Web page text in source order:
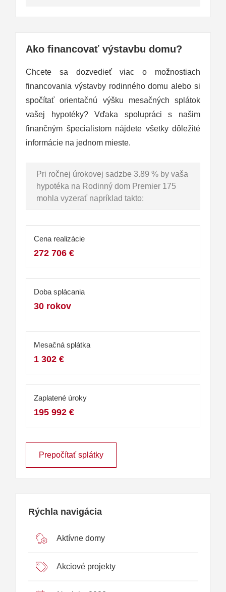
Ako financovať výstavbu domu?
Chcete sa dozvedieť viac o možnostiach
financovania výstavby rodinného domu alebo si
spočítať orientačnú výšku mesačných splátok
vašej hypotéky? Vďaka spolupráci s našim
finančným špecialistom nájdete všetky dôležité
informácie na jednom mieste.
Pri ročnej úrokovej sadzbe 3.89 % by vaša
hypotéka na Rodinný dom Premier 175
mohla vyzerať napríklad takto:
Cena realizácie
272 706 €
Doba splácania
30 rokov
Mesačná splátka
1 302 €
Zaplatené úroky
195 992 €
Prepočítať splátky
Rýchla navigácia
Aktívne domy
Akciové projekty